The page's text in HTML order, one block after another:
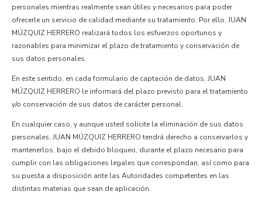
personales mientras realmente sean útiles y necesarios para poder
ofrecerle un servicio de calidad mediante su tratamiento. Por ello, JUAN
MÚZQUIZ HERRERO realizará todos los esfuerzos oportunos y
razonables para minimizar el plazo de tratamiento y conservación de
sus datos personales.
En este sentido, en cada formulario de captación de datos, JUAN
MÚZQUIZ HERRERO le informará del plazo previsto para el tratamiento
y/o conservación de sus datos de carácter personal.
En cualquier caso, y aunque usted solicite la eliminación de sus datos
personales, JUAN MÚZQUIZ HERRERO tendrá derecho a conservarlos y
mantenerlos, bajo el debido bloqueo, durante el plazo necesario para
cumplir con las obligaciones legales que correspondan, así como para
su puesta a disposición ante las Autoridades competentes en las
distintas materias que sean de aplicación.